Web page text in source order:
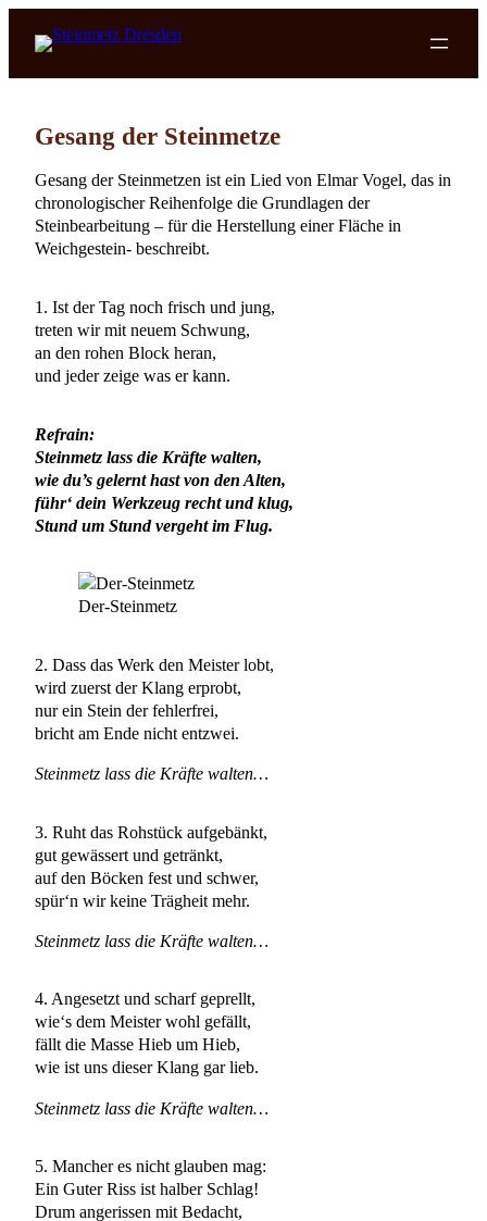
Inhalt
Gesang der Steinmetze
Gesang der Steinmetzen ist ein Lied von Elmar Vogel, das in
chronologischer Reihenfolge die Grundlagen der
Steinbearbeitung – für die Herstellung einer Fläche in
Weichgestein- beschreibt.
1. Ist der Tag noch frisch und jung,
treten wir mit neuem Schwung,
an den rohen Block heran,
und jeder zeige was er kann.
Refrain:
Steinmetz lass die Kräfte walten,
wie du’s gelernt hast von den Alten,
führ‘ dein Werkzeug recht und klug,
Stund um Stund vergeht im Flug.
Der-Steinmetz
2. Dass das Werk den Meister lobt,
wird zuerst der Klang erprobt,
nur ein Stein der fehlerfrei,
bricht am Ende nicht entzwei.
Steinmetz lass die Kräfte walten…
3. Ruht das Rohstück aufgebänkt,
gut gewässert und getränkt,
auf den Böcken fest und schwer,
spür‘n wir keine Trägheit mehr.
Steinmetz lass die Kräfte walten…
4. Angesetzt und scharf geprellt,
wie‘s dem Meister wohl gefällt,
fällt die Masse Hieb um Hieb,
wie ist uns dieser Klang gar lieb.
Steinmetz lass die Kräfte walten…
5. Mancher es nicht glauben mag:
Ein Guter Riss ist halber Schlag!
Drum angerissen mit Bedacht,